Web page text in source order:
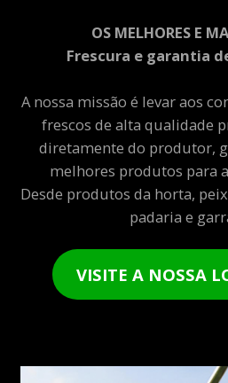
OS MELHORES E
Frescura e garantia
A nossa missão é levar aos
frescos de alta qualidade
diretamente do produtor,
melhores produtos para
Desde produtos da horta,
padaria e
VISITE A NOSSA